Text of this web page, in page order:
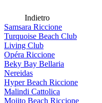
Indietro
Samsara Riccione
Turquoise Beach Club
Living Club
Opéra Riccione
Beky Bay Bellaria
Nereidas
Hyper Beach Riccione
Malindi Cattolica
Mojito Beach Riccione